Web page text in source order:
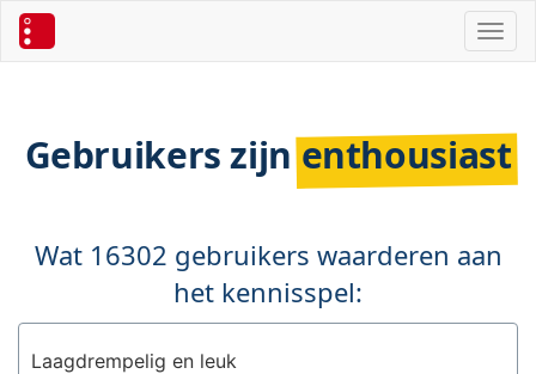
Gebruikers zijnenthousiast
Wat 16302 gebruikers waarderen aan
het kennisspel:
Laagdrempelig en leuk